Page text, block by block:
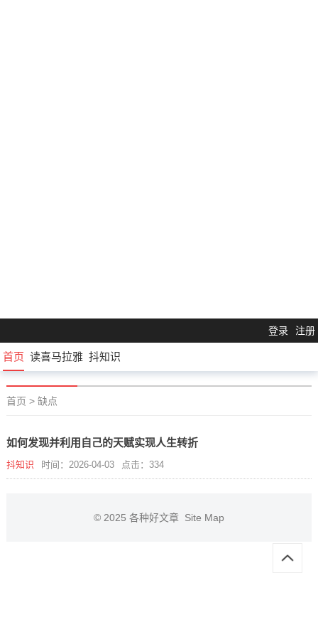
登录 注册
首页 读喜马拉雅 抖知识
首页 > 缺点
如何发现并利用自己的天赋实现人生转折
抖知识 时间：2026-04-03 点击：334
© 2025 各种好文章 Site Map